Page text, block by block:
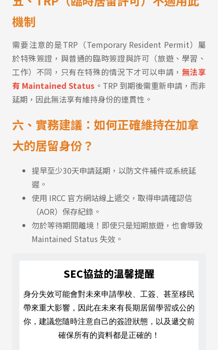
加拿大RO 任意門
Latest News 最新消息
Promotion 最新優惠
Program 課程選擇
SEC 知識庫
機制
需要注意的是TRP（Temporary Resident Permit）屬
於特殊簽證，與普通的臨時簽證與許可（旅遊、學習、
工作）不同，只有在特殊的情況下才可以申請， 無法享
有 Maintained Status 。TRP 到期後需重新申請，而非
延期，因此無法享有維持身份的連貫性。
六、實務建議：如何正確維持在加拿
大的居留身份？
提早至少30天申請延期，以防文件補件或系統延
遲。
使用 IRCC 官方網站線上遞交，取得申請確認信
（AOR）保存紀錄。
勿於等待期間離境！即使只是短期旅遊，也會導致
Maintained Status 失效。
SEC協益的溫馨提醒
身分失效可能會對未來申請學校、工簽、甚至移民
帶來重大影響，因此在未來有長期居留學習或公的
你，建議您隨時注意自己的簽證狀態，以及遞交前
確保所有的資料都是正確的！